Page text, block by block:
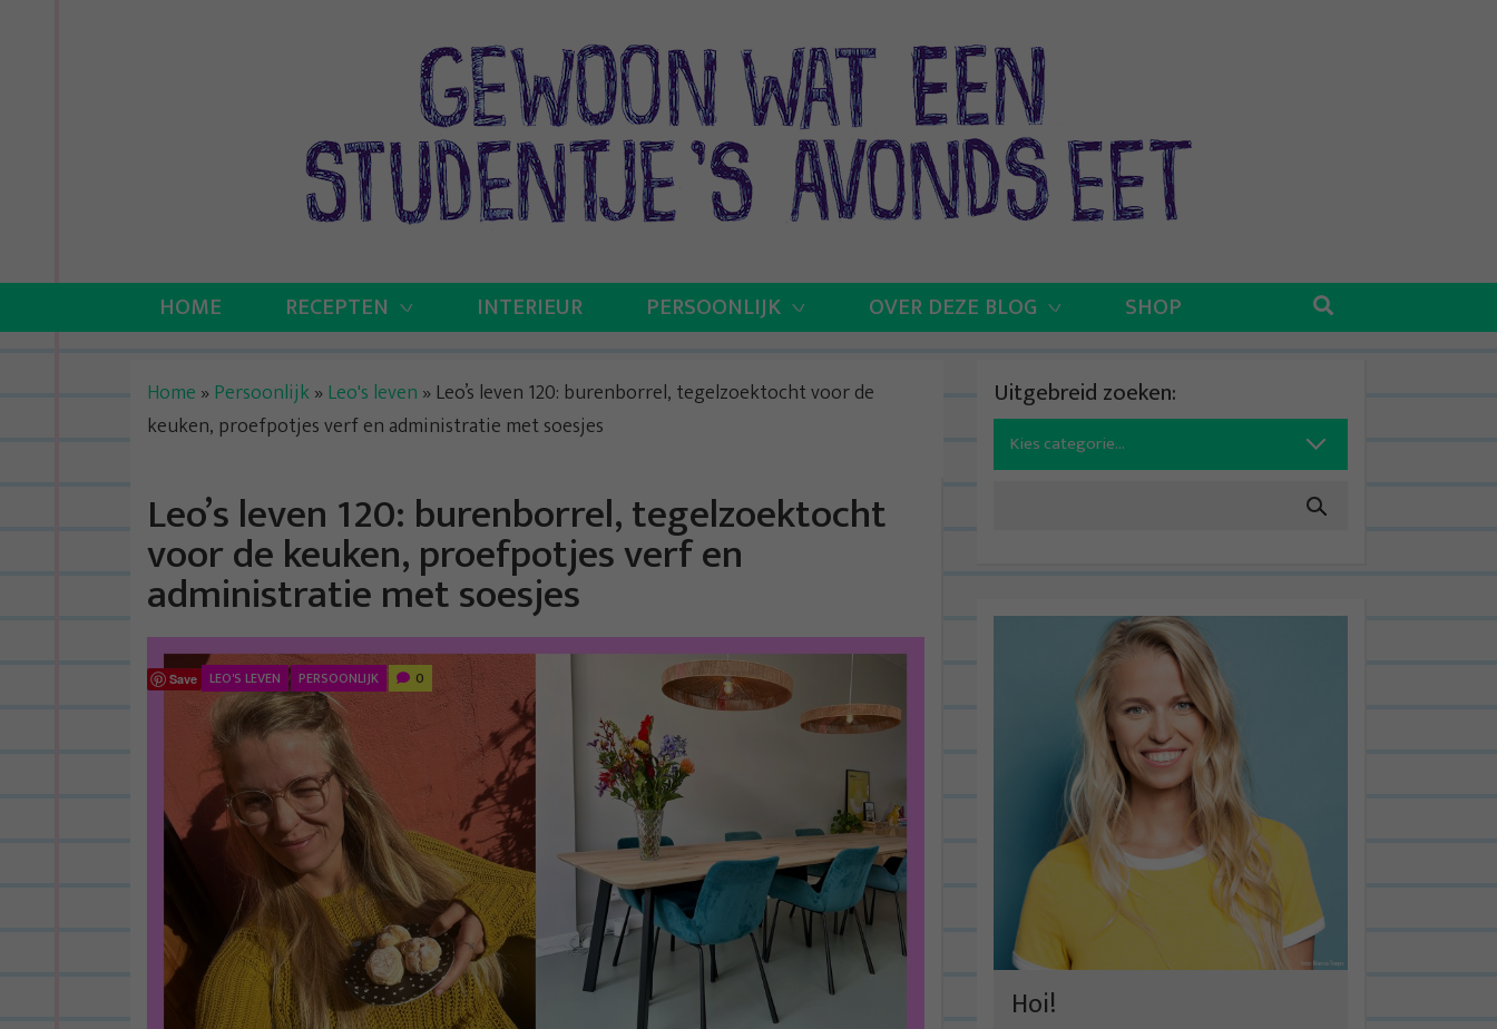
HOME RECEPTEN INTERIEUR PERSOONLIJK OVER DEZE BLOG SHOP
Home » Persoonlijk» Leo's leven » Leo’s leven 120: burenborrel, tegelzoektocht voor de
keuken, proefpotjes verf en administratie met soesjes
Leo’s leven 120: burenborrel, tegelzoektocht
voor de keuken, proefpotjes verf en
administratie met soesjes
Save LEO'S LEVEN PERSOONLIJK 0
Uitgebreid zoeken:
Search
for:
Hoi!